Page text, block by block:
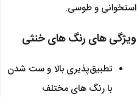
استخوانی و طوسی.
ویژگی های رنگ های خنثی
تطبیق‌پذیری بالا و ست شدن
با رنگ های مختلف